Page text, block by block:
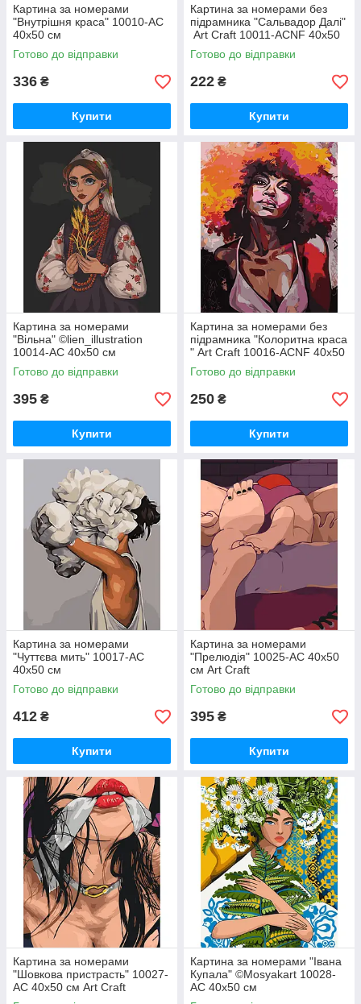
Картина за номерами
"Внутрішня краса" 10010-AC
40х50 см
Готово до відправки
336 ₴
Купити
Картина за номерами без
підрамника "Сальвадор Далі"
Art Craft 10011-ACNF 40х50
см
Готово до відправки
222 ₴
Купити
Картина за номерами
"Вільна" ©lien_illustration
10014-AC 40х50 см
Готово до відправки
395 ₴
Купити
Картина за номерами без
підрамника "Колоритна краса
" Art Craft 10016-ACNF 40х50
см
Готово до відправки
250 ₴
Купити
Картина за номерами
"Чуттєва мить" 10017-AC
40x50 см
Готово до відправки
412 ₴
Купити
Картина за номерами
"Прелюдія" 10025-AC 40х50
см Art Craft
Готово до відправки
395 ₴
Купити
Картина за номерами
"Шовкова пристрасть" 10027-
AC 40х50 см Art Craft
Картина за номерами "Івана
Купала" ©Mosyakart 10028-
AC 40х50 см